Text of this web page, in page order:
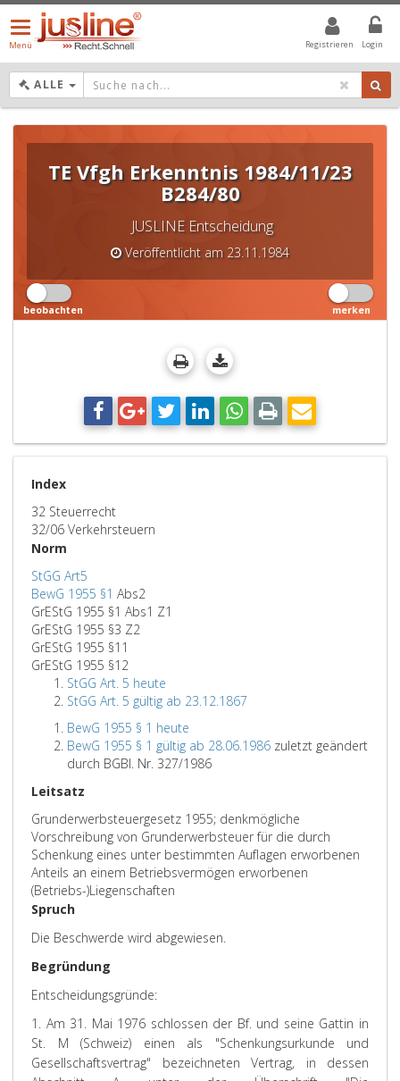
Registrieren Login
Menü
öffnen/schließen
Menü
ALLE DROPDOWN: GEWÄHLTER WERT IST ALLE
TE Vfgh Erkenntnis 1984/11/23
B284/80
JUSLINE Entscheidung
Veröffentlicht am 23.11.1984
beobachten merken
Index
32 Steuerrecht
32/06 Verkehrsteuern
Norm
StGG Art5
BewG 1955 §1 Abs2
GrEStG 1955 §1 Abs1 Z1
GrEStG 1955 §3 Z2
GrEStG 1955 §11
GrEStG 1955 §12
StGG Art. 5 heute
StGG Art. 5 gültig ab 23.12.1867
BewG 1955 § 1 heute
BewG 1955 § 1 gültig ab 28.06.1986 zuletzt geändert
durch BGBl. Nr. 327/1986
Leitsatz
Grunderwerbsteuergesetz 1955; denkmögliche
Vorschreibung von Grunderwerbsteuer für die durch
Schenkung eines unter bestimmten Auflagen erworbenen
Anteils an einem Betriebsvermögen erworbenen
(Betriebs-)Liegenschaften
Spruch
Die Beschwerde wird abgewiesen.
Begründung
Entscheidungsgründe:
1. Am 31. Mai 1976 schlossen der Bf. und seine Gattin in
St. M (Schweiz) einen als "Schenkungsurkunde und
Gesellschaftsvertrag" bezeichneten Vertrag, in dessen